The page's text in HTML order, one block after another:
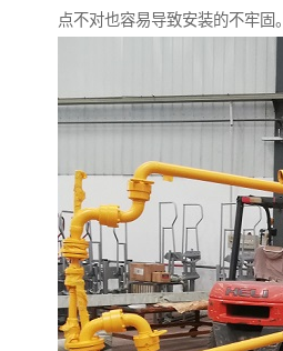
点不对也容易导致安装的不牢固。